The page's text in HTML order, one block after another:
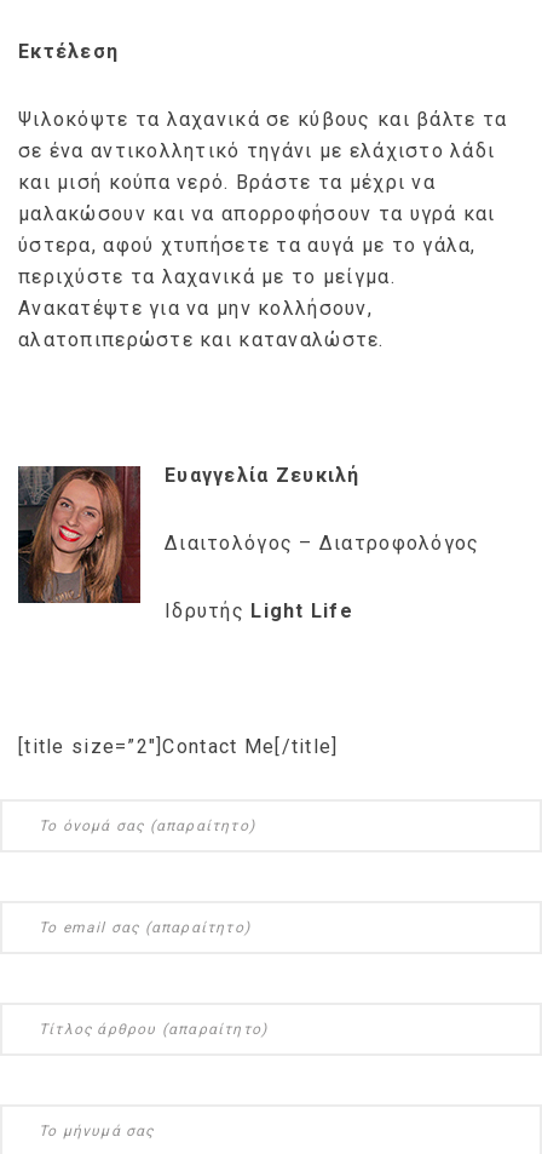
Εκτέλεση
Ψιλοκόψτε τα λαχανικά σε κύβους και βάλτε τα
σε ένα αντικολλητικό τηγάνι με ελάχιστο λάδι
και μισή κούπα νερό. Βράστε τα μέχρι να
μαλακώσουν και να απορροφήσουν τα υγρά και
ύστερα, αφού χτυπήσετε τα αυγά με το γάλα,
περιχύστε τα λαχανικά με το μείγμα.
Ανακατέψτε για να μην κολλήσουν,
αλατοπιπερώστε και καταναλώστε.
Ευαγγελία Ζευκιλή
Διαιτολόγος – Διατροφολόγος
Ιδρυτής Light Life
[title size=”2″]Contact Me[/title]